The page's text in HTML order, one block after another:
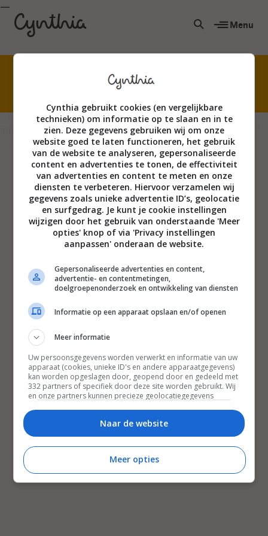
Menu
Niet creatief? Echt wel! Kom waterverven met
mijn superleuke online cursus.
Cynthia gebruikt cookies (en vergelijkbare
technieken) om informatie op te slaan en in te
zien. Deze gegevens gebruiken wij om onze
website goed te laten functioneren, het gebruik
van de website te analyseren, gepersonaliseerde
content en advertenties te tonen, de effectiviteit
van advertenties en content te meten en onze
diensten te verbeteren. Hiervoor verzamelen wij
gegevens zoals unieke advertentie ID’s, geolocatie
en surfgedrag. Je kunt je cookie instellingen
wijzigen door het gebruik van onderstaande 'Meer
opties' knop of via 'Privacy instellingen
aanpassen' onderaan de website.
Gepersonaliseerde advertenties en content,
advertentie- en contentmetingen,
doelgroepenonderzoek en ontwikkeling van diensten
Informatie op een apparaat opslaan en/of openen
Meer informatie
Uw persoonsgegevens worden verwerkt en informatie van uw
apparaat (cookies, unieke ID's en andere apparaatgegevens)
kan worden opgeslagen door, geopend door en gedeeld met
332 partners of specifiek door deze site worden gebruikt. Wij
en onze partners kunnen precieze geolocatiegegevens
Bepaalde leveranciers kunnen uw persoonsgegevens
beheren. Zoek onderaan deze pagina of in het sitemenu naar
een link om uw toestemming te beheren of in te trekken via de
privacy- en cookie-instellingen.
Naar de website
Meer opties